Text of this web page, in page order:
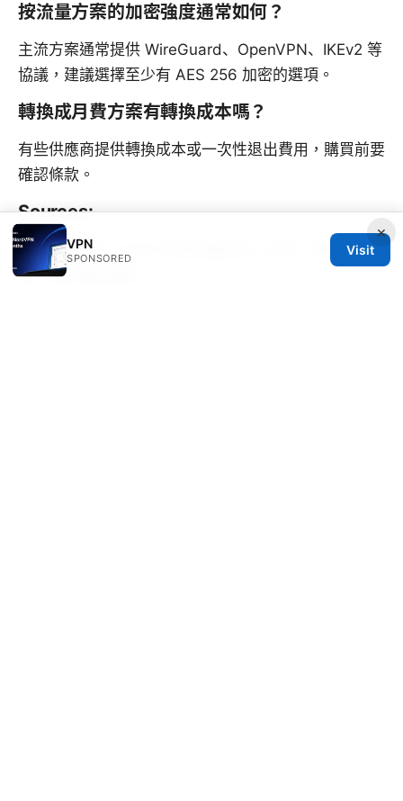
按流量方案的加密強度通常如何？
主流方案通常提供 WireGuard、OpenVPN、IKEv2 等
協議，建議選擇至少有 AES 256 加密的選項。
轉換成月費方案有轉換成本嗎？
有些供應商提供轉換成本或一次性退出費用，購買前要
確認條款。
Sources:
Esim 怎麼用？2026 年最詳盡指南：設定、購買、出
國、換手機全解析
×
VPN
SPONSORED
Visit